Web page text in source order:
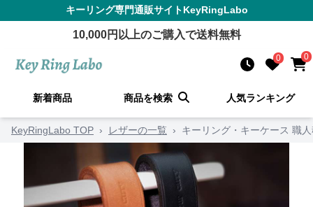
キーリング専門通販サイトKeyRingLabo
10,000円以上のご購入で送料無料
0 0
新着商品 商品を検索 人気ランキング
KeyRingLabo TOP › レザーの一覧 › キーリング・キーケース 職